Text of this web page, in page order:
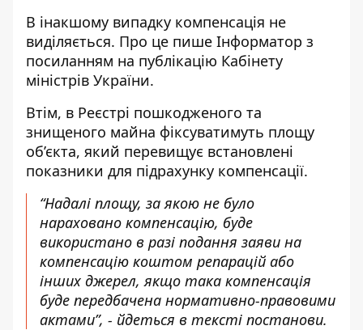
В інакшому випадку компенсація не
виділяється. Про це пише Інформатор з
посиланням на публікацію Кабінету
міністрів України.
Втім, в Реєстрі пошкодженого та
знищеного майна фіксуватимуть площу
об’єкта, який перевищує встановлені
показники для підрахунку компенсації.
“Надалі площу, за якою не було
нараховано компенсацію, буде
використано в разі подання заяви на
компенсацію коштом репарацій або
інших джерел, якщо така компенсація
буде передбачена нормативно-правовими
актами”, - йдеться в тексті постанови.